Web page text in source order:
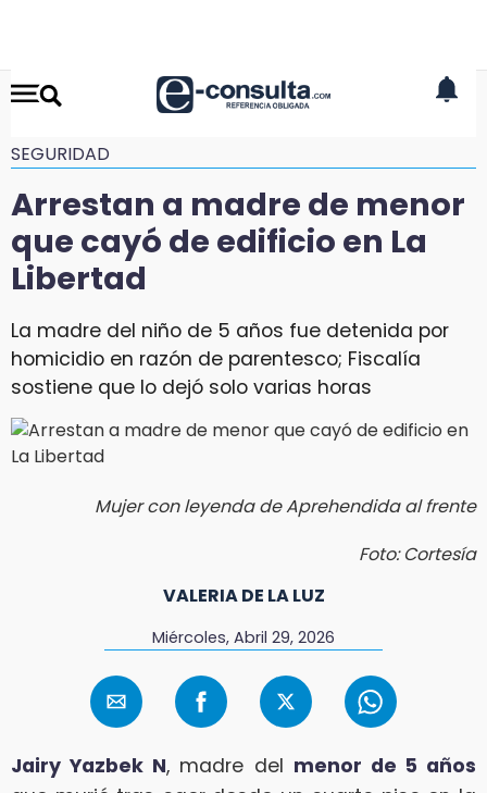
SEGURIDAD
Arrestan a madre de menor
que cayó de edificio en La
Libertad
La madre del niño de 5 años fue detenida por
homicidio en razón de parentesco; Fiscalía
sostiene que lo dejó solo varias horas
Mujer con leyenda de Aprehendida al frente
Foto: Cortesía
VALERIA DE LA LUZ
Miércoles, Abril 29, 2026
Jairy Yazbek N, madre del menor de 5 años